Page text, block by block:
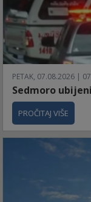
PETAK, 07.08.2026 |
Sedmoro
PROČITAJ VIŠE